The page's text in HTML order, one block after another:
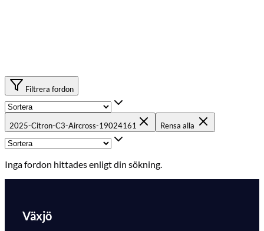
Filtrera fordon
2025-Citron-C3-Aircross-19024161 Rensa alla
Inga fordon hittades enligt din sökning.
Växjö